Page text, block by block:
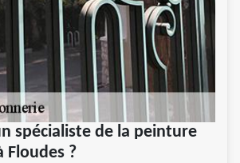
spécialiste de la peinture
Floudes ?